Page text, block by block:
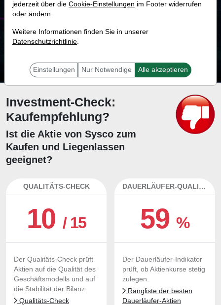
MONKEY-TRADER INDIKATOR
51.0 %
Mit 51.0 % Wahrscheinlichkeit wird selbst der unglücklichst agierende Trader
Investment-Check:
Kaufempfehlung?
Ist die Aktie von Sysco zum
Kaufen und Liegenlassen
geeignet?
QUALITÄTS-CHECK
10 / 15
Der Qualitäts-Check prüft
Aktien auf die Qualität des
Geschäftsmodells und auf
die Stabilität der Bilanz.
Qualitäts-Check
DAUERLÄUFER-QUALITÄTEN
59%
Der Dauerläufer-Indikator
prüft, ob Aktienkurse stetig
zulegen.
Rangliste der besten
Dauerläufer-Aktien
jederzeit über die Cookie-Einstellungen im Footer widerrufen
oder ändern.
Weitere Informationen finden Sie in unserer
Datenschutzrichtlinie.
Einstellungen Nur Notwendige Alle akzeptieren